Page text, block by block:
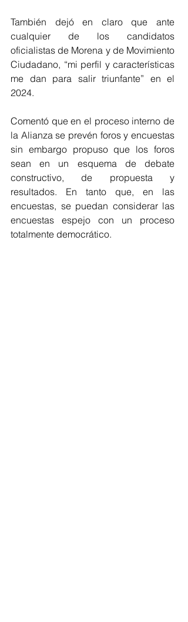
También dejó en claro que ante
cualquier de los candidatos
oficialistas de Morena y de Movimiento
Ciudadano, “mi perfil y características
me dan para salir triunfante” en el
2024.
Comentó que en el proceso interno de
la Alianza se prevén foros y encuestas
sin embargo propuso que los foros
sean en un esquema de debate
constructivo, de propuesta y
resultados. En tanto que, en las
encuestas, se puedan considerar las
encuestas espejo con un proceso
totalmente democrático.